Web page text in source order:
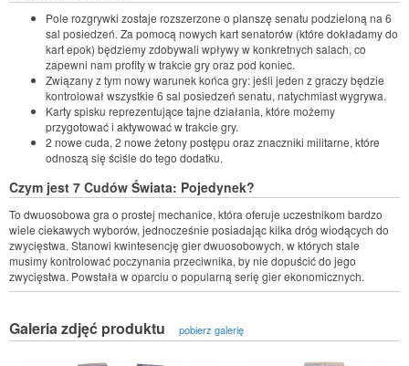
Pole rozgrywki zostaje rozszerzone o planszę senatu podzieloną na 6
sal posiedzeń. Za pomocą nowych kart senatorów (które dokładamy do
kart epok) będziemy zdobywali wpływy w konkretnych salach, co
zapewni nam profity w trakcie gry oraz pod koniec.
Związany z tym nowy warunek końca gry: jeśli jeden z graczy będzie
kontrolował wszystkie 6 sal posiedzeń senatu, natychmiast wygrywa.
Karty spisku reprezentujące tajne działania, które możemy
przygotować i aktywować w trakcie gry.
2 nowe cuda, 2 nowe żetony postępu oraz znaczniki militarne, które
odnoszą się ściśle do tego dodatku.
Czym jest 7 Cudów Świata: Pojedynek?
To dwuosobowa gra o prostej mechanice, która oferuje uczestnikom bardzo
wiele ciekawych wyborów, jednocześnie posiadając kilka dróg wiodących do
zwycięstwa. Stanowi kwintesencję gier dwuosobowych, w których stale
musimy kontrolować poczynania przeciwnika, by nie dopuścić do jego
zwycięstwa. Powstała w oparciu o popularną serię gier ekonomicznych.
Galeria zdjęć produktu pobierz galerię